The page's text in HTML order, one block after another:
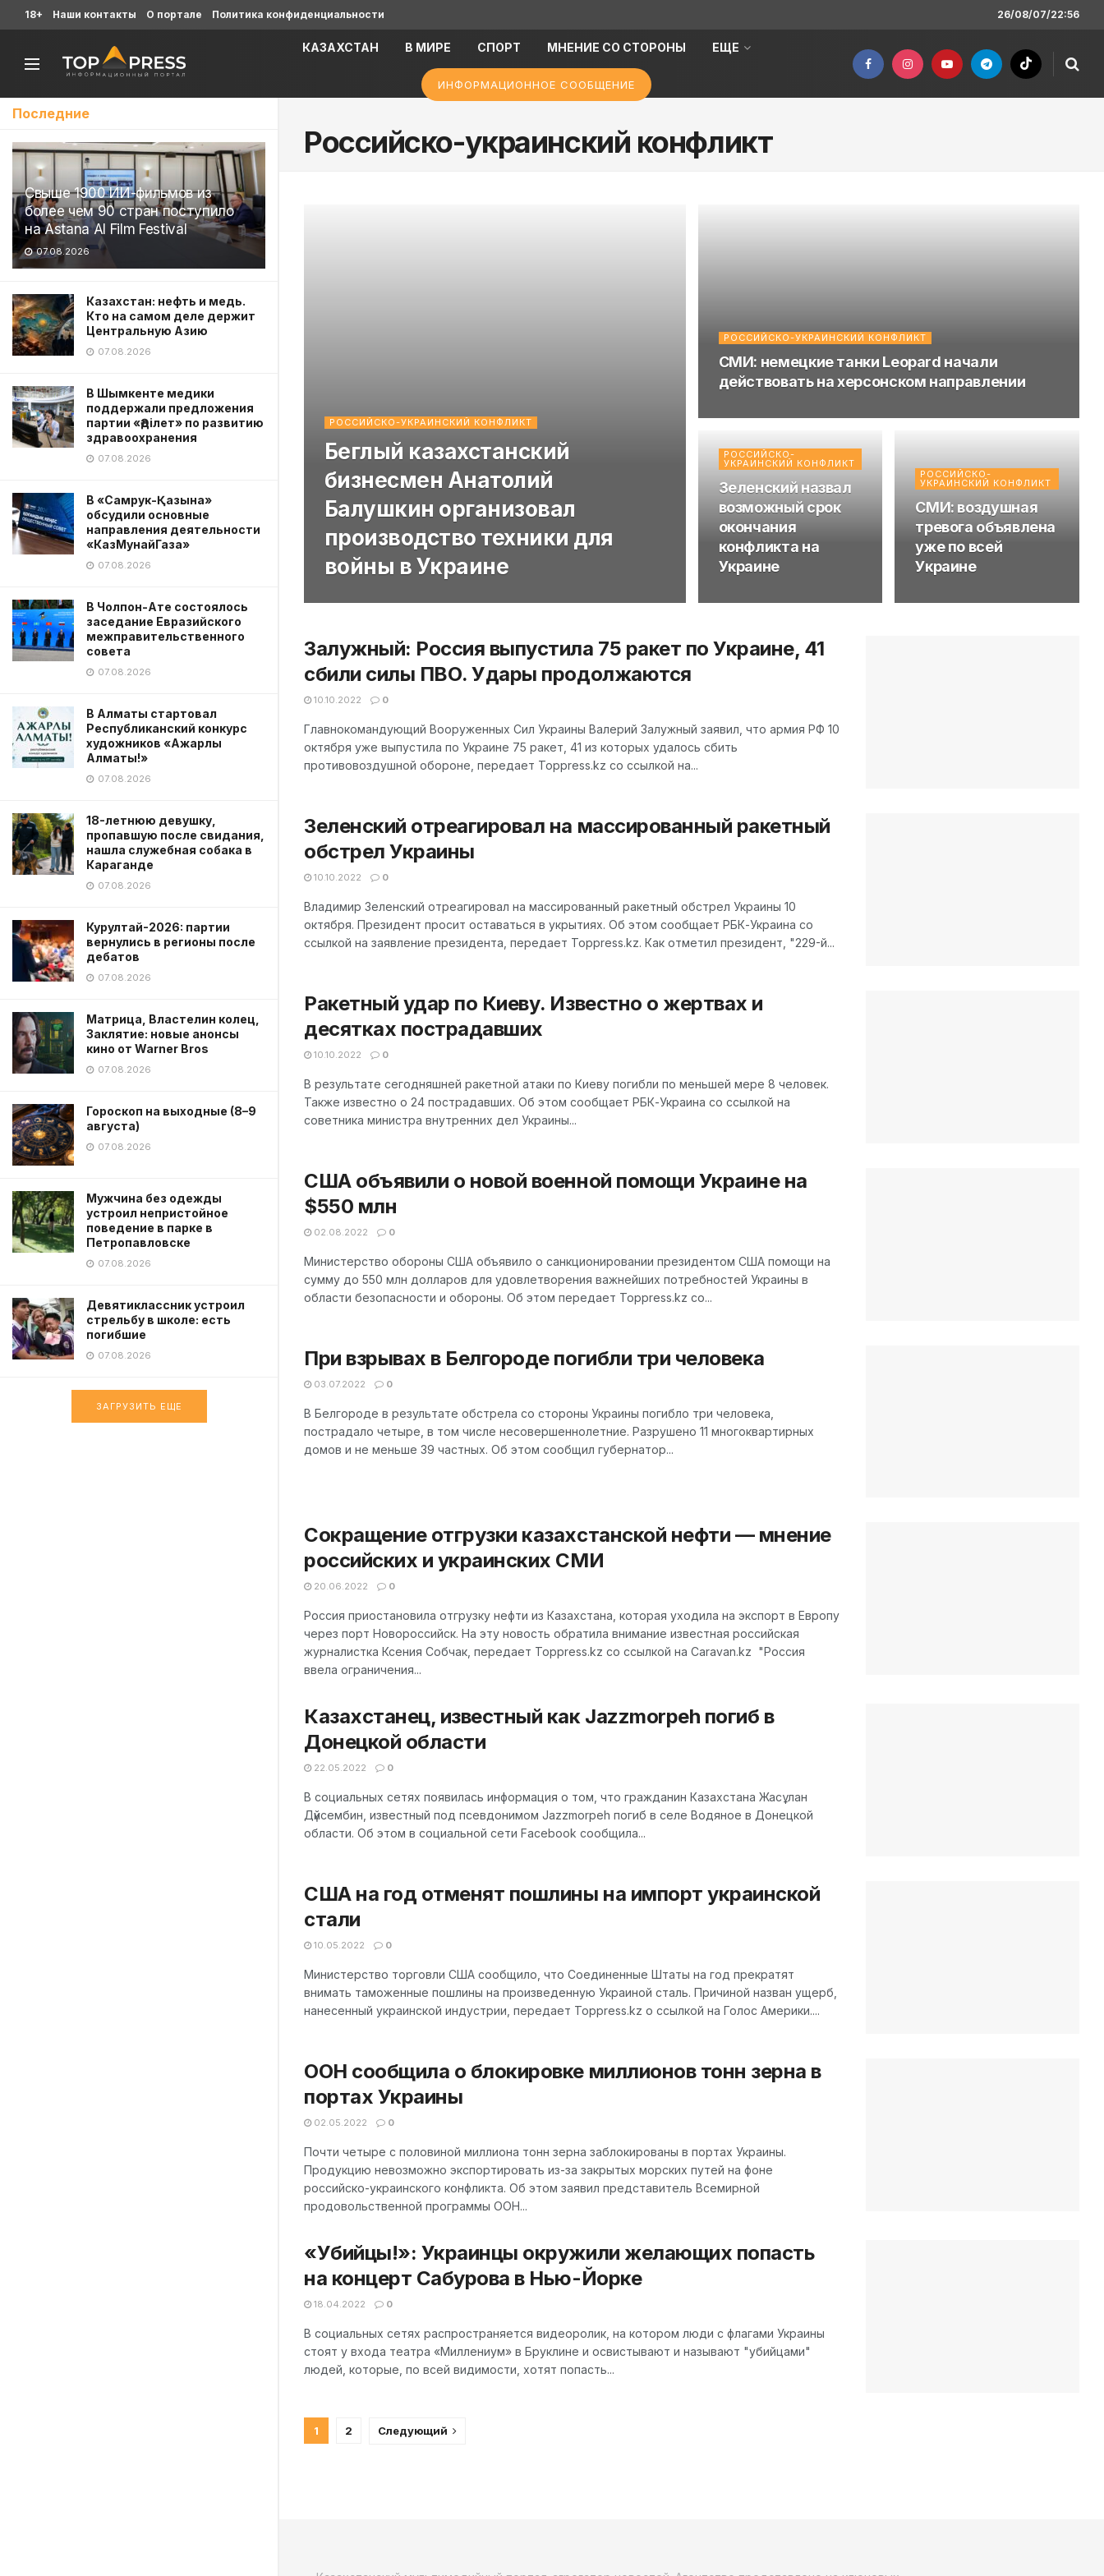
Последние
Свыше 1900 ИИ-фильмов из
более чем 90 стран поступило
на Astana AI Film Festival
07.08.2026
Казахстан: нефть и медь.
Кто на самом деле держит
Центральную Азию
07.08.2026
В Шымкенте медики
поддержали предложения
партии «Әділет» по развитию
здравоохранения
07.08.2026
В «Самрук-Қазына»
обсудили основные
направления деятельности
«КазМунайГаза»
07.08.2026
В Чолпон-Ате состоялось
заседание Евразийского
межправительственного
совета
07.08.2026
В Алматы стартовал
Республиканский конкурс
художников «Ажарлы
Алматы!»
07.08.2026
18-летнюю девушку,
пропавшую после свидания,
нашла служебная собака в
Караганде
07.08.2026
Курултай-2026: партии
вернулись в регионы после
дебатов
07.08.2026
Матрица, Властелин колец,
Заклятие: новые анонсы
кино от Warner Bros
07.08.2026
Гороскоп на выходные (8–9
августа)
07.08.2026
Мужчина без одежды
устроил непристойное
поведение в парке в
Петропавловске
07.08.2026
Девятиклассник устроил
стрельбу в школе: есть
погибшие
07.08.2026
ЗАГРУЗИТЬ ЕЩЕ
18+ Наши контакты О портале Политика конфиденциальности 26/08/07/22:56
КАЗАХСТАН В МИРЕ СПОРТ МНЕНИЕ СО СТОРОНЫ ЕЩЕ
ИНФОРМАЦИОННОЕ СООБЩЕНИЕ
Российско-украинский конфликт
РОССИЙСКО-УКРАИНСКИЙ КОНФЛИКТ
Беглый казахстанский
бизнесмен Анатолий
Балушкин организовал
производство техники для
войны в Украине
РОССИЙСКО-УКРАИНСКИЙ КОНФЛИКТ
СМИ: немецкие танки Leopard начали
действовать на херсонском направлении
РОССИЙСКО-
УКРАИНСКИЙ КОНФЛИКТ
Зеленский назвал
возможный срок
окончания
конфликта на
Украине
РОССИЙСКО-
УКРАИНСКИЙ КОНФЛИКТ
СМИ: воздушная
тревога объявлена
уже по всей
Украине
Залужный: Россия выпустила 75 ракет по Украине, 41
сбили силы ПВО. Удары продолжаются
10.10.2022 0
Главнокомандующий Вооруженных Сил Украины Валерий Залужный заявил, что армия РФ 10
октября уже выпустила по Украине 75 ракет, 41 из которых удалось сбить
противовоздушной обороне, передает Toppress.kz со ссылкой на...
Зеленский отреагировал на массированный ракетный
обстрел Украины
10.10.2022 0
Владимир Зеленский отреагировал на массированный ракетный обстрел Украины 10
октября. Президент просит оставаться в укрытиях. Об этом сообщает РБК-Украина со
ссылкой на заявление президента, передает Toppress.kz. Как отметил президент, "229-й...
Ракетный удар по Киеву. Известно о жертвах и
десятках пострадавших
10.10.2022 0
В результате сегодняшней ракетной атаки по Киеву погибли по меньшей мере 8 человек.
Также известно о 24 пострадавших. Об этом сообщает РБК-Украина со ссылкой на
советника министра внутренних дел Украины...
США объявили о новой военной помощи Украине на
$550 млн
02.08.2022 0
Министерство обороны США объявило о санкционировании президентом США помощи на
сумму до 550 млн долларов для удовлетворения важнейших потребностей Украины в
области безопасности и обороны. Об этом передает Toppress.kz со...
При взрывах в Белгороде погибли три человека
03.07.2022 0
В Белгороде в результате обстрела со стороны Украины погибло три человека,
пострадало четыре, в том числе несовершеннолетние. Разрушено 11 многоквартирных
домов и не меньше 39 частных. Об этом сообщил губернатор...
Сокращение отгрузки казахстанской нефти — мнение
российских и украинских СМИ
20.06.2022 0
Россия приостановила отгрузку нефти из Казахстана, которая уходила на экспорт в Европу
через порт Новороссийск. На эту новость обратила внимание известная российская
журналистка Ксения Собчак, передает Toppress.kz со ссылкой на Caravan.kz "Россия
ввела ограничения...
Казахстанец, известный как Jazzmorpeh погиб в
Донецкой области
22.05.2022 0
В социальных сетях появилась информация о том, что гражданин Казахстана Жасұлан
Дүйсембин, известный под псевдонимом Jazzmorpeh погиб в селе Водяное в Донецкой
области. Об этом в социальной сети Facebook сообщила...
США на год отменят пошлины на импорт украинской
стали
10.05.2022 0
Министерство торговли США сообщило, что Соединенные Штаты на год прекратят
внимать таможенные пошлины на произведенную Украиной сталь. Причиной назван ущерб,
нанесенный украинской индустрии, передает Toppress.kz о ссылкой на Голос Америки....
ООН сообщила о блокировке миллионов тонн зерна в
портах Украины
02.05.2022 0
Почти четыре с половиной миллиона тонн зерна заблокированы в портах Украины.
Продукцию невозможно экспортировать из-за закрытых морских путей на фоне
российско-украинского конфликта. Об этом заявил представитель Всемирной
продовольственной программы ООН...
«Убийцы!»: Украинцы окружили желающих попасть
на концерт Сабурова в Нью-Йорке
18.04.2022 0
В социальных сетях распространяется видеоролик, на котором люди с флагами Украины
стоят у входа театра «Миллениум» в Бруклине и освистывают и называют "убийцами"
людей, которые, по всей видимости, хотят попасть...
1 2 Следующий